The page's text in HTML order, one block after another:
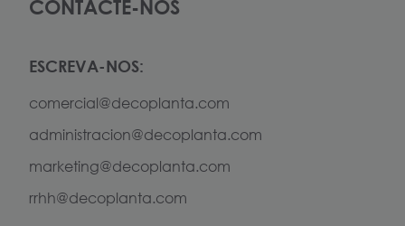
CONTACTE-NOS
ESCREVA-NOS:
comercial@decoplanta.com
administracion@decoplanta.com
marketing@decoplanta.com
rrhh@decoplanta.com